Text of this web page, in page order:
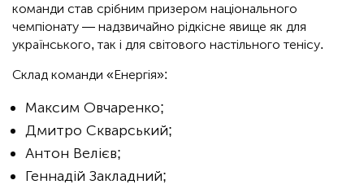
команди став срібним призером національного
чемпіонату — надзвичайно рідкісне явище як для
українського, так і для світового настільного тенісу.
Склад команди «Енергія»:
Максим Овчаренко;
Дмитро Скварський;
Антон Велієв;
Геннадій Закладний;